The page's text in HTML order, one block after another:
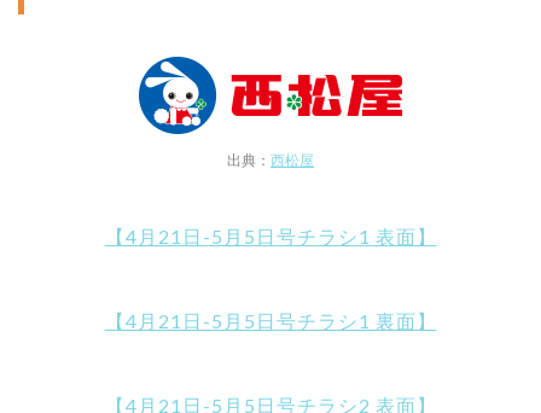
出典： 西松屋
【4月21日-5月5日号チラシ1 表面】
【4月21日-5月5日号チラシ1 裏面】
【4月21日-5月5日号チラシ2 表面】